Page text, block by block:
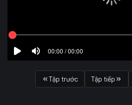
00:00 / 00:00
Tập trước Tập tiếp